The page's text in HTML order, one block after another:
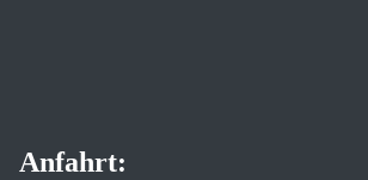
Anfahrt: